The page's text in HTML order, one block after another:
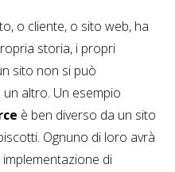
o cliente, o sito web, ha
storia, i propri
sito non si può
altro. Un esempio
è ben diverso da un sito
Ognuno di loro avrà
di